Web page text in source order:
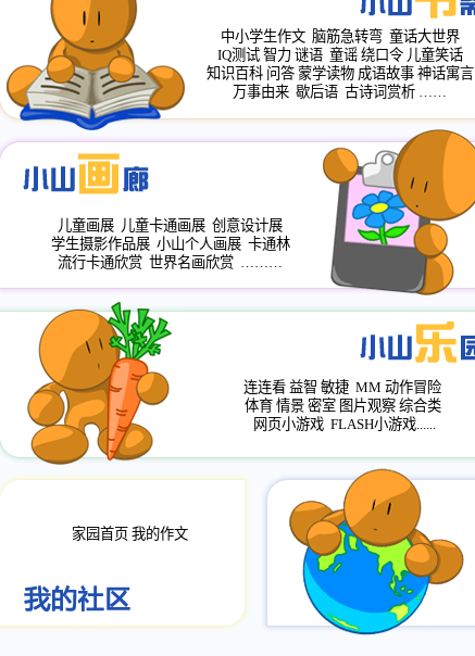
中小学生作文 脑筋急转弯 童话大世界
IQ测试 智力 谜语 童谣 绕口令 儿童笑话
知识百科 问答 蒙学读物 成语故事 神话寓言
万事由来 歇后语 古诗词赏析 ……
儿童画展 儿童卡通画展 创意设计展
学生摄影作品展 小山个人画展 卡通林
流行卡通欣赏 世界名画欣赏 ………
连连看 益智 敏捷 MM 动作冒险
体育 情景 密室 图片观察 综合类
网页小游戏 FLASH小游戏......
家园首页 我的作文